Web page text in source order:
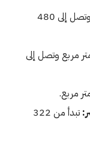
تبدأ من 73 متر مربع وتصل إلى 480
من 232 متر مربع وتصل إلى
تبدأ من 322